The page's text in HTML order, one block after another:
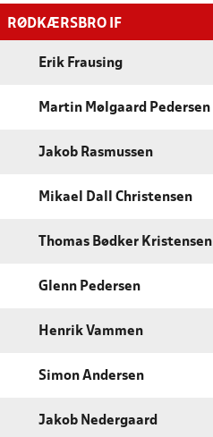
RØDKÆRSBRO IF
Erik Frausing
Martin Mølgaard Pedersen
Jakob Rasmussen
Mikael Dall Christensen
Thomas Bødker Kristensen
Glenn Pedersen
Henrik Vammen
Simon Andersen
Jakob Nedergaard